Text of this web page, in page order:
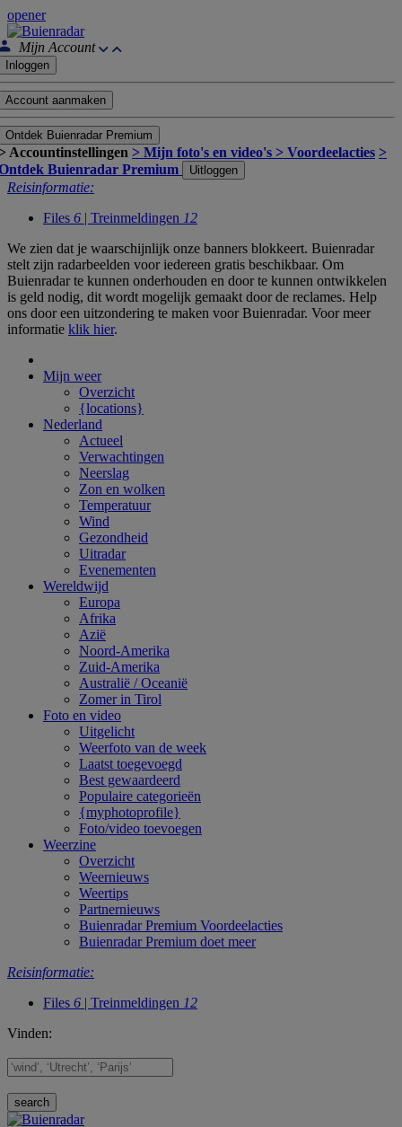
opener
Mijn Account
Inloggen
Account aanmaken
Ontdek Buienradar Premium
Accountinstellingen > Mijn foto's en video's > Voordeelacties >
Buienradar Premium
Uitloggen
Reisinformatie:
Files 6 | Treinmeldingen 12
We zien dat je waarschijnlijk onze banners blokkeert. Buienradar
stelt zijn radarbeelden voor iedereen gratis beschikbaar. Om
Buienradar te kunnen onderhouden en door te kunnen ontwikkelen
is geld nodig, dit wordt mogelijk gemaakt door de reclames. Help
ons door een uitzondering te maken voor Buienradar. Voor meer
informatie klik hier.
Mijn weer
Overzicht
{locations}
Nederland
Actueel
Verwachtingen
Neerslag
Zon en wolken
Temperatuur
Wind
Gezondheid
Uitradar
Evenementen
Wereldwijd
Europa
Afrika
Azië
Noord-Amerika
Zuid-Amerika
Australië / Oceanië
Zomer in Tirol
Foto en video
Uitgelicht
Weerfoto van de week
Laatst toegevoegd
Best gewaardeerd
Populaire categorieën
{myphotoprofile}
Foto/video toevoegen
Weerzine
Overzicht
Weernieuws
Weertips
Partnernieuws
Buienradar Premium Voordeelacties
Buienradar Premium doet meer
Reisinformatie:
Files 6 | Treinmeldingen 12
Vinden: